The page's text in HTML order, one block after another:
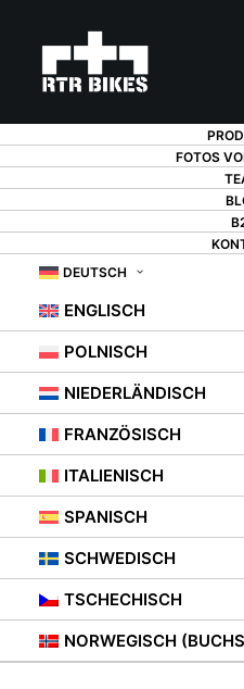
FOTOS
DEUTSCH
ENGLISCH
POLNISCH
NIEDERLÄNDISCH
FRANZÖSISCH
ITALIENISCH
SPANISCH
SCHWEDISCH
TSCHECHISCH
NORWEGISCH
WIE
DIE
18. JULI 2021
Inhalt